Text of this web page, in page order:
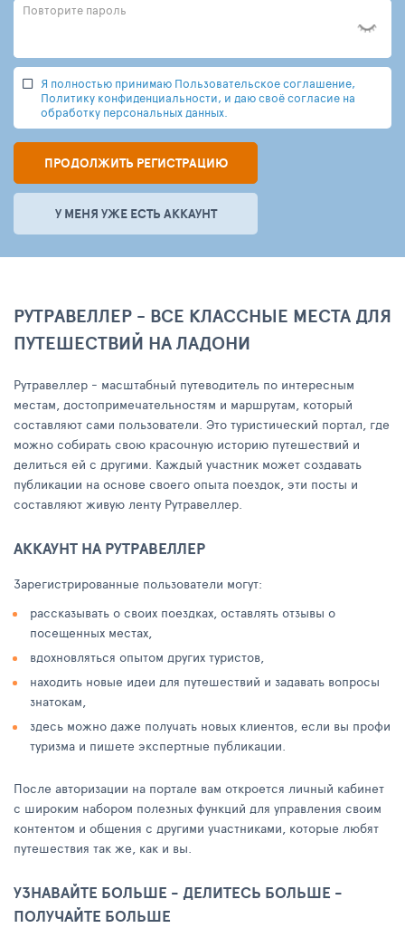
Повторите пароль
Я полностью принимаю Пользовательское соглашение,
Политику конфиденциальности, и даю своё согласие на
обработку персональных данных.
ПРОДОЛЖИТЬ РЕГИСТРАЦИЮ
У МЕНЯ УЖЕ ЕСТЬ АККАУНТ
РУТРАВЕЛЛЕР - ВСЕ КЛАССНЫЕ МЕСТА ДЛЯ
ПУТЕШЕСТВИЙ НА ЛАДОНИ
Рутравеллер - масштабный путеводитель по интересным
местам, достопримечательностям и маршрутам, который
составляют сами пользователи. Это туристический портал, где
можно собирать свою красочную историю путешествий и
делиться ей с другими. Каждый участник может создавать
публикации на основе своего опыта поездок, эти посты и
составляют живую ленту Рутравеллер.
АККАУНТ НА РУТРАВЕЛЛЕР
Зарегистрированные пользователи могут:
рассказывать о своих поездках, оставлять отзывы о
посещенных местах,
вдохновляться опытом других туристов,
находить новые идеи для путешествий и задавать вопросы
знатокам,
здесь можно даже получать новых клиентов, если вы профи
туризма и пишете экспертные публикации.
После авторизации на портале вам откроется личный кабинет
с широким набором полезных функций для управления своим
контентом и общения с другими участниками, которые любят
путешествия так же, как и вы.
УЗНАВАЙТЕ БОЛЬШЕ - ДЕЛИТЕСЬ БОЛЬШЕ -
ПОЛУЧАЙТЕ БОЛЬШЕ